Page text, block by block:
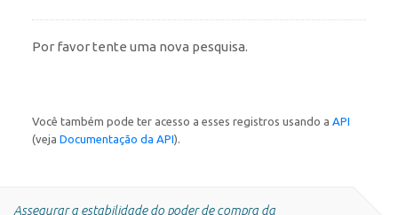
Por favor tente uma nova pesquisa.
Você também pode ter acesso a esses registros usando a API
(veja Documentação da API).
Assegurar a estabilidade do poder de compra da